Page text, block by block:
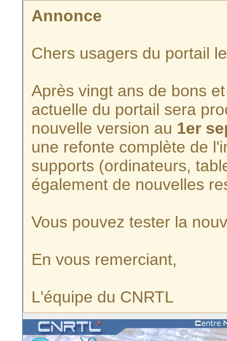
Annonce
Chers usagers du portail
Après vingt ans de bons
actuelle du portail sera
nouvelle version au 1er
une refonte complète de
supports (ordinateurs,
également de nouvelles
Vous pouvez tester la
En vous remerciant,
L'équipe du CNRTL